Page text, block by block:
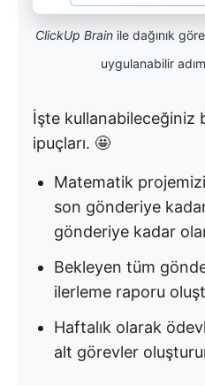
ClickUp Brainile dağınık
uygulanabilir
İşte kullanabileceğiniz
ipuçları. 🤩
Matematik
son gönderiye
gönderiye kadar
Bekleyen tüm
ilerleme raporu
Haftalık olarak
alt görevler